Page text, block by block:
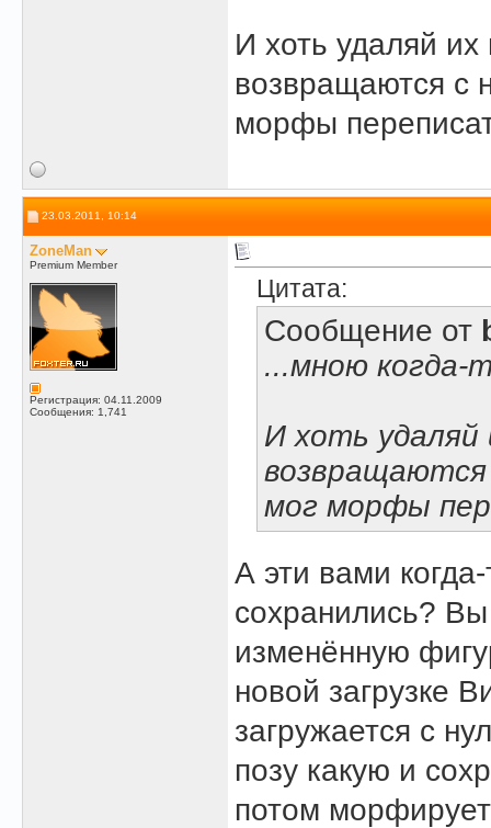
И хоть удаляй
возвращаются с
морфы
23.03.2011, 10:14
ZoneMan
Premium Member
Регистрация: 04.11.2009
Сообщения: 1,741
Цитата:
Сообщение от
...мною когда-
И хоть удаляй
возвращаются
мог морфы
А эти вами
сохранились?
изменённую
новой загрузке
загружается с
позу какую и
потом